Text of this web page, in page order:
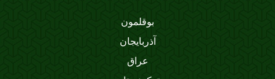
بوقلمون
آذربایجان
عراق